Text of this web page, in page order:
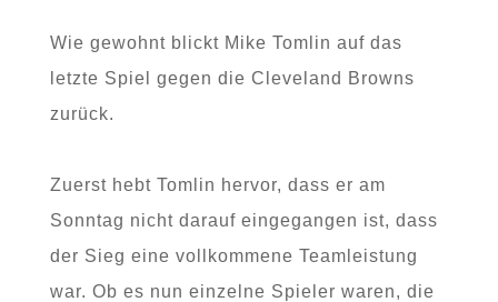
Wie gewohnt blickt Mike Tomlin auf das
letzte Spiel gegen die Cleveland Browns
zurück.
Zuerst hebt Tomlin hervor, dass er am
Sonntag nicht darauf eingegangen ist, dass
der Sieg eine vollkommene Teamleistung
war. Ob es nun einzelne Spieler waren, die